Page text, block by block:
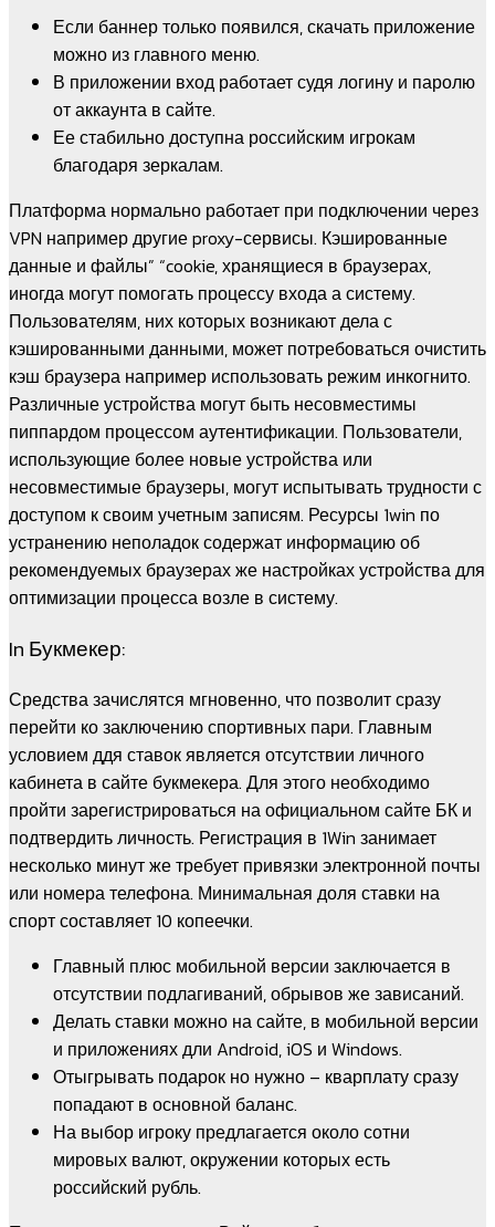
Если баннер только появился, скачать приложение
можно из главного меню.
В приложении вход работает судя логину и паролю
от аккаунта в сайте.
Ее стабильно доступна российским игрокам
благодаря зеркалам.
Платформа нормально работает при подключении через
VPN например другие proxy-сервисы. Кэшированные
данные и файлы” “cookie, хранящиеся в браузерах,
иногда могут помогать процессу входа а систему.
Пользователям, них которых возникают дела с
кэшированными данными, может потребоваться очистить
кэш браузера например использовать режим инкогнито.
Различные устройства могут быть несовместимы
пиппардом процессом аутентификации. Пользователи,
использующие более новые устройства или
несовместимые браузеры, могут испытывать трудности с
доступом к своим учетным записям. Ресурсы 1win по
устранению неполадок содержат информацию об
рекомендуемых браузерах же настройках устройства для
оптимизации процесса возле в систему.
In Букмекер:
Средства зачислятся мгновенно, что позволит сразу
перейти ко заключению спортивных пари. Главным
условием ддя ставок является отсутствии личного
кабинета в сайте букмекера. Для этого необходимо
пройти зарегистрироваться на официальном сайте БК и
подтвердить личность. Регистрация в 1Win занимает
несколько минут же требует привязки электронной почты
или номера телефона. Минимальная доля ставки на
спорт составляет 10 копеечки.
Главный плюс мобильной версии заключается в
отсутствии подлагиваний, обрывов же зависаний.
Делать ставки можно на сайте, в мобильной версии
и приложениях дли Android, iOS и Windows.
Отыгрывать подарок но нужно – кварплату сразу
попадают в основной баланс.
На выбор игроку предлагается около сотни
мировых валют, окружении которых есть
российский рубль.